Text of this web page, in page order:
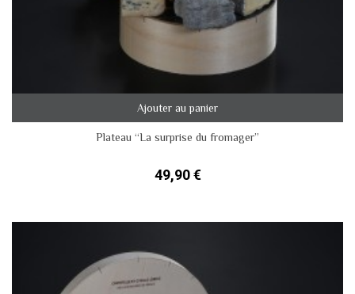
Ajouter au panier
Plateau “La surprise du fromager”
49,90 €